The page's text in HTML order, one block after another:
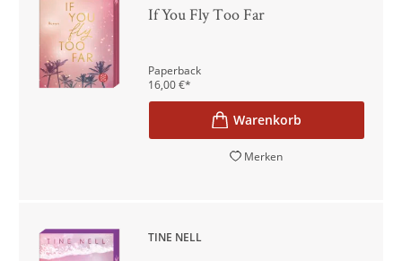
If You Fly Too Far
Paperback
16,00€*
Merken
TINE NELL